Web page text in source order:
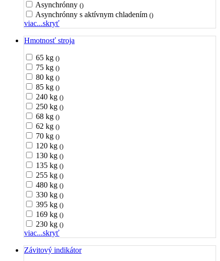
Asynchrónny ()
Asynchrónny s aktívnym chladením ()
viac...skryť
Hmotnosť stroja
65 kg ()
75 kg ()
80 kg ()
85 kg ()
240 kg ()
250 kg ()
68 kg ()
62 kg ()
70 kg ()
120 kg ()
130 kg ()
135 kg ()
255 kg ()
480 kg ()
330 kg ()
395 kg ()
169 kg ()
230 kg ()
viac...skryť
Závitový indikátor